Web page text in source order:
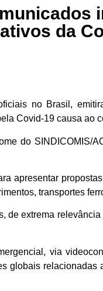
da
no Brasil,
Covid-19 causa ao
do SINDICOMIS/
apresentar
transportes
extrema
via
globais